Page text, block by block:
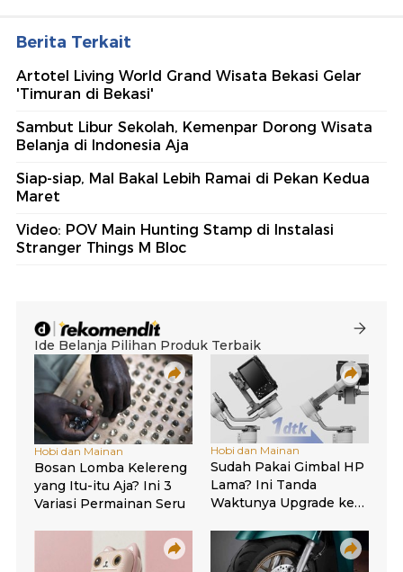
Berita Terkait
Artotel Living World Grand Wisata Bekasi Gelar
'Timuran di Bekasi'
Sambut Libur Sekolah, Kemenpar Dorong Wisata
Belanja di Indonesia Aja
Siap-siap, Mal Bakal Lebih Ramai di Pekan Kedua
Maret
Video: POV Main Hunting Stamp di Instalasi
Stranger Things M Bloc